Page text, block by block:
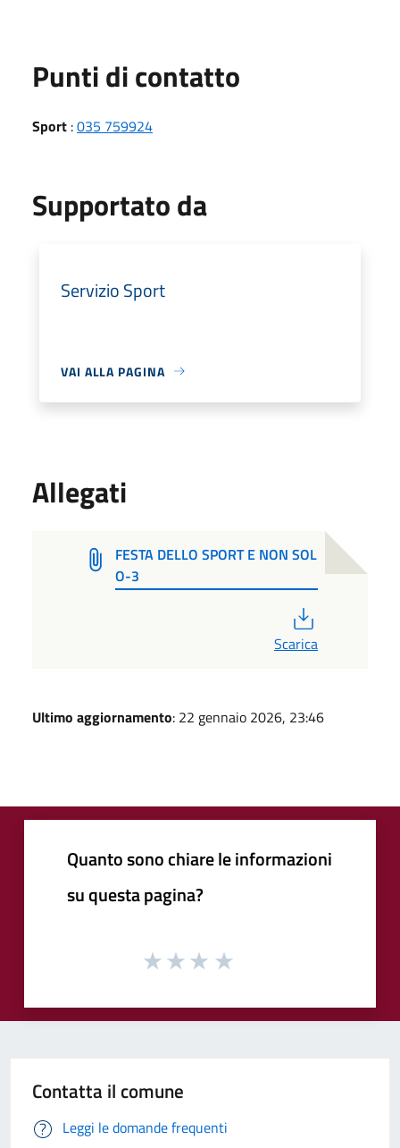
Punti di contatto
Sport :035 759924
Supportato da
Servizio Sport
VAI ALLA PAGINA
Allegati
FESTA DELLO SPORT E NON SOL
O-3
Scarica
Ultimo aggiornamento: 22 gennaio 2026, 23:46
Quanto sono chiare le informazioni
su questa pagina?
Contatta il comune
Leggi le domande frequenti